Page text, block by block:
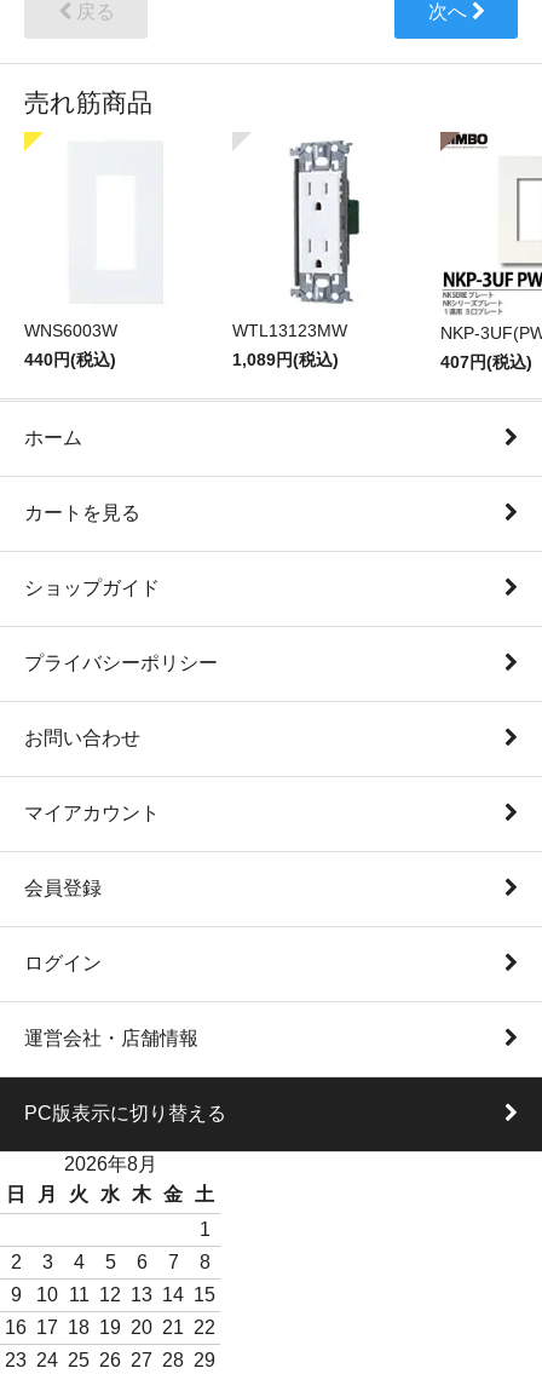
戻る 次へ
売れ筋商品
WNS6003W
440円(税込)
WTL13123MW
1,089円(税込)
NKP-
407円(税込)
ホーム
カートを見る
ショップガイド
プライバシーポリシー
お問い合わせ
マイアカウント
会員登録
ログイン
運営会社・店舗情報
PC版表示に切り替える
2026年8月
日
月 火 水 木 金
土
1
2
3 4 5 6 7
8
9
10 11 12 13 14 15
16 17 18 19 20 21 22
23 24 25 26 27 28 29